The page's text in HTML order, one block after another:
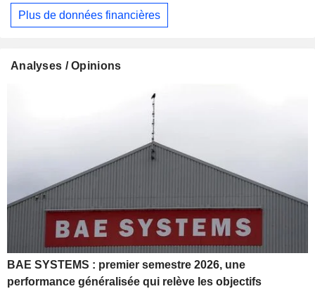
Plus de données financières
Analyses / Opinions
BAE SYSTEMS : premier semestre 2026, une
performance généralisée qui relève les objectifs